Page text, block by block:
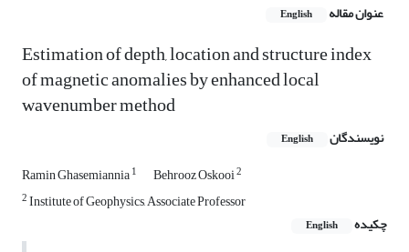
عنوان مقاله English
Estimation of depth, location and structure index
of magnetic anomalies by enhanced local
wavenumber method
نویسندگان English
Ramin Ghasemiannia1 Behrooz Oskooi2
2Institute of Geophysics, Associate Professor
چکیده
English